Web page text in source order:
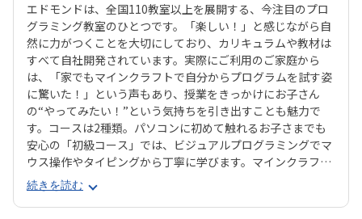
エドモンドは、全国110教室以上を展開する、今注目のプロ
グラミング教室のひとつです。「楽しい！」と感じながら自
然に力がつくことを大切にしており、カリキュラムや教材は
すべて自社開発されています。実際にご利用のご家庭から
は、「家でもマインクラフトで自分からプログラムを試す姿
に驚いた！」という声もあり、授業をきっかけにお子さん
の“やってみたい！”という気持ちを引き出すことも魅力で
す。コースは2種類。パソコンに初めて触れるお子さまでも
安心の「初級コース」では、ビジュアルプログラミングでマ
ウス操作やタイピングから丁寧に学びます。マインクラフト
の世界でキャラクター「エージェント」に命令を出しなが
ら、プログラミングを体験的に習得できます。より本格的に
学びたい方向けの「中級コース」では、プログラミング言語
続きを読む